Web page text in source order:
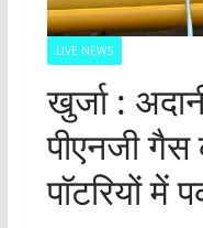
LIVE NEWS
खुर्जा :
पीएनजी गैस
पाॅटरियों में